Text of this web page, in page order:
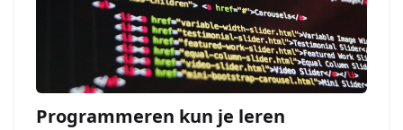
Programmeren kun je leren